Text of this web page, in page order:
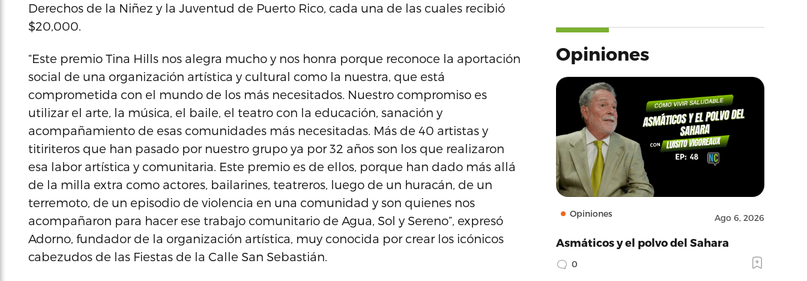
Derechos de la Niñez y la Juventud de Puerto Rico, cada una de las cuales recibió
$20,000.
“Este premio Tina Hills nos alegra mucho y nos honra porque reconoce la aportación
social de una organización artística y cultural como la nuestra, que está
comprometida con el mundo de los más necesitados. Nuestro compromiso es
utilizar el arte, la música, el baile, el teatro con la educación, sanación y
acompañamiento de esas comunidades más necesitadas. Más de 40 artistas y
titiriteros que han pasado por nuestro grupo ya por 32 años son los que realizaron
esa labor artística y comunitaria. Este premio es de ellos, porque han dado más allá
de la milla extra como actores, bailarines, teatreros, luego de un huracán, de un
terremoto, de un episodio de violencia en una comunidad y son quienes nos
acompañaron para hacer ese trabajo comunitario de Agua, Sol y Sereno”, expresó
Adorno, fundador de la organización artística, muy conocida por crear los icónicos
cabezudos de las Fiestas de la Calle San Sebastián.
Opiniones
Opiniones Ago 6, 2026
Asmáticos y el polvo del Sahara
0